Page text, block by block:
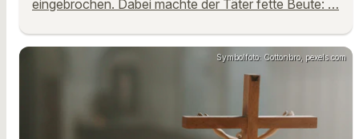
eingebrochen. Dabei machte der Täter fette Beute: …
Symbolfoto: Cottonbro, pexels.com